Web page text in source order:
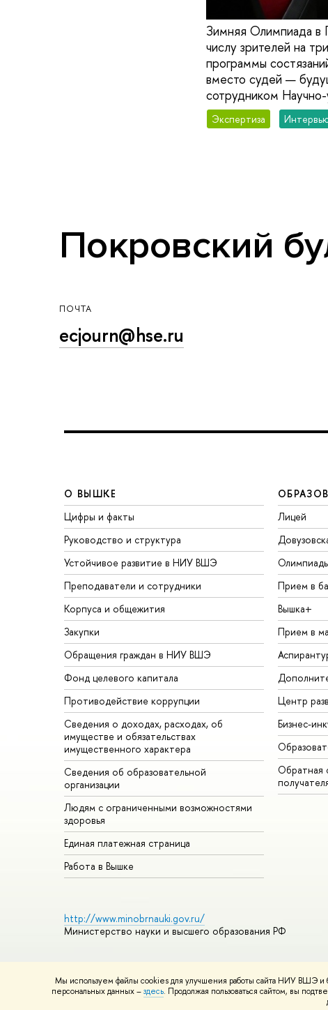
Мы используем файлы cookies для улучшения работы сайта НИУ ВШЭ и
персональных данных –здесь. Продолжая пользоваться сайтом, вы
Зимняя Олимпиада в
числу зрителей на
программы
вместо судей —
сотрудником
Экспертиза
Покровский
ПОЧТА
ecjourn@hse.ru
О ВЫШКЕ
Цифры и факты
Руководство и структура
Устойчивое развитие в НИУ ВШЭ
Преподаватели и сотрудники
Корпуса и общежития
Закупки
Обращения граждан в НИУ ВШЭ
Фонд целевого капитала
Противодействие коррупции
Сведения о доходах, расходах, об
имуществе и обязательствах
имущественного характера
Сведения об образовательной
организации
Людям с ограниченными возможностями
здоровья
Единая платежная страница
Работа в Вышке
Лицей
Прием в
Вышка+
Прием в
Центр
Бизнес-
Обратная
http://www.minobrnauki.gov.ru/
Министерство науки и высшего образования РФ
© НИУ ВШЭ 1993–2026 Адреса и контактыУсловия
Шрифты HSE Sans и HSE Slab разработаны вШколе дизайна